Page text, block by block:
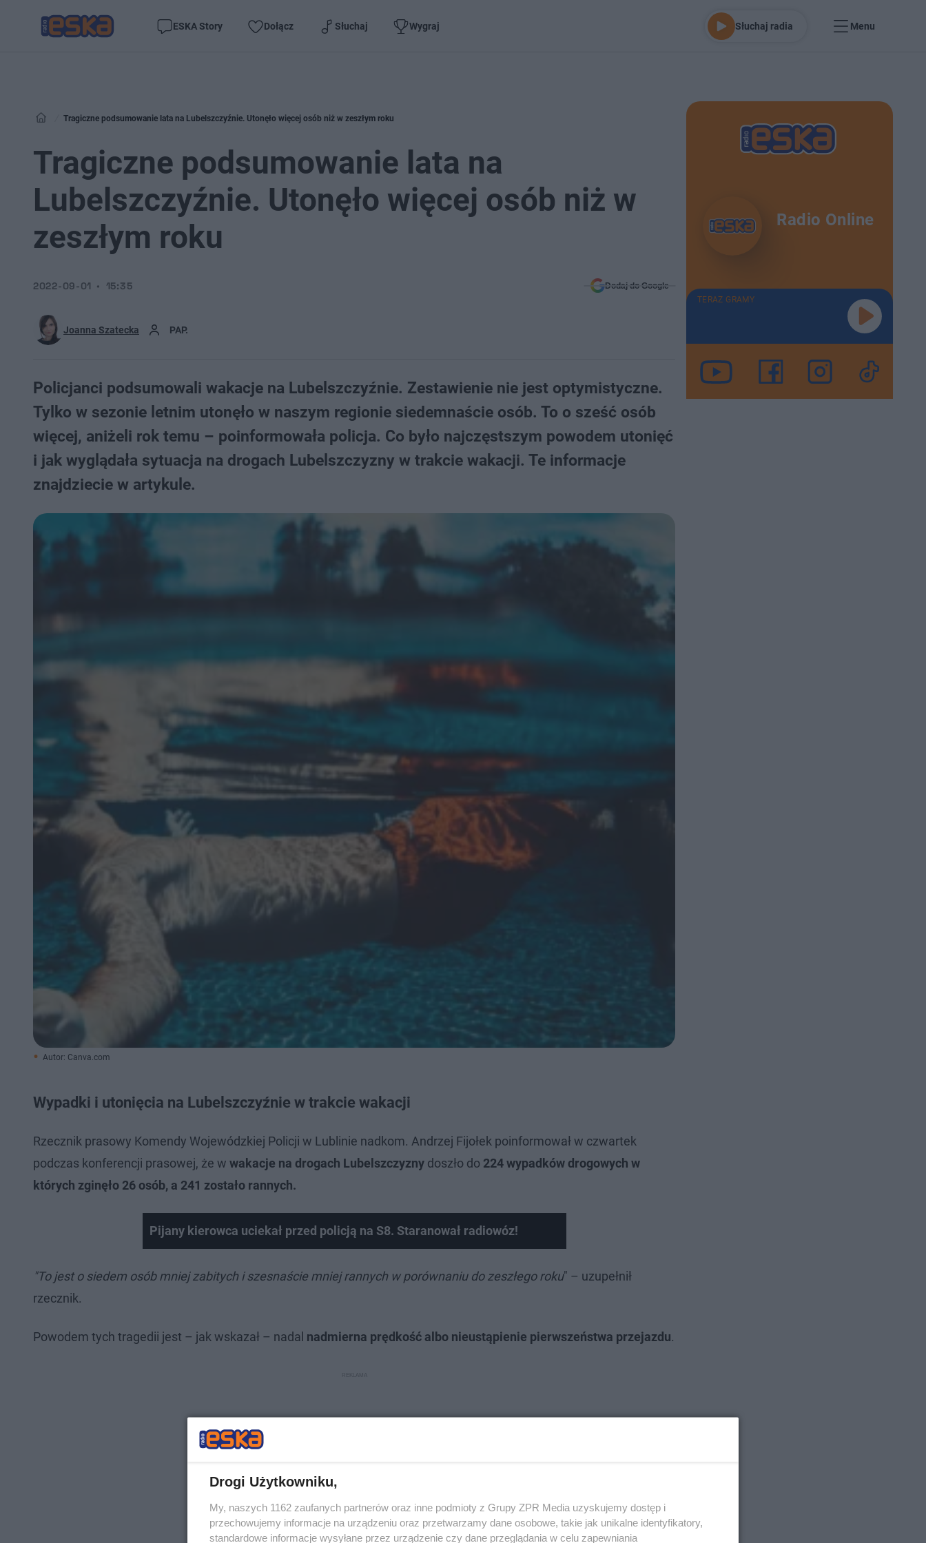
ESKA Story Dołącz Słuchaj Wygraj Słuchaj radia Menu
Tragiczne podsumowanie lata na Lubelszczyźnie. Utonęło więcej osób niż w zeszłym roku
Tragiczne podsumowanie lata na
Lubelszczyźnie. Utonęło więcej osób niż w
zeszłym roku
Joanna Szatecka PAP.
2022-09-01 15:35 Dodaj do Google
Policjanci podsumowali wakacje na Lubelszczyźnie. Zestawienie nie jest optymistyczne.
Tylko w sezonie letnim utonęło w naszym regionie siedemnaście osób. To o sześć osób
więcej, aniżeli rok temu – poinformowała policja. Co było najczęstszym powodem utonięć
i jak wyglądała sytuacja na drogach Lubelszczyzny w trakcie wakacji. Te informacje
znajdziecie w artykule.
Autor: Canva.com
Wypadki i utonięcia na Lubelszczyźnie w trakcie wakacji
Rzecznik prasowy Komendy Wojewódzkiej Policji w Lublinie nadkom. Andrzej Fijołek poinformował w czwartek
podczas konferencji prasowej, że w wakacje na drogach Lubelszczyzny doszło do 224 wypadków drogowych w
których zginęło 26 osób, a 241 zostało rannych.
Pijany kierowca uciekał przed policją na S8. Staranował radiowóz!
"To jest o siedem osób mniej zabitych i szesnaście mniej rannych w porównaniu do zeszłego roku" – uzupełnił
rzecznik.
Powodem tych tragedii jest – jak wskazał – nadal nadmierna prędkość albo nieustąpienie pierwszeństwa przejazdu.
Radio Online
TERAZ GRAMY
Drogi Użytkowniku,
My, naszych 1162 zaufanych partnerów oraz inne podmioty z Grupy ZPR Media uzyskujemy dostęp i
przechowujemy informacje na urządzeniu oraz przetwarzamy dane osobowe, takie jak unikalne identyfikatory,
standardowe informacje wysyłane przez urządzenie czy dane przeglądania w celu zapewniania